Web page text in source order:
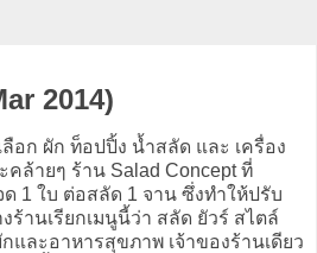
2014)
อก ผัก ท็อปปิ้ง น้ำสลัด และ เครื่อง
คล้ายๆ ร้าน Salad Concept ที่
ด 1 ใบ ต่อสลัด 1 จาน ซึ่งทำให้ปรับ
ร้านเรียกเมนูนี้ว่า สลัด ยัวร์ สไตล์
และอาหารสุขภาพ เจ้าของร้านเดียว